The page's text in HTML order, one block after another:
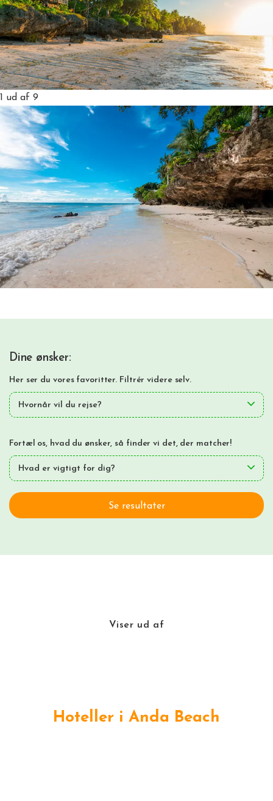
1 ud af 9
Dine ønsker:
Her ser du vores favoritter. Filtrér videre selv.
Hvornår vil du rejse?
Fortæl os, hvad du ønsker, så finder vi det, der matcher!
Hvad er vigtigt for dig?
Se resultater
Viser ud af
Hoteller i Anda Beach